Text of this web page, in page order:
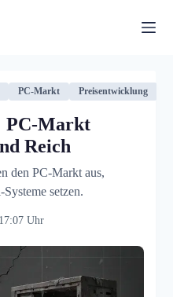
PC-Markt Preisentwicklung
PC-Markt
Reich
den PC-Markt aus,
setzen.
Uhr